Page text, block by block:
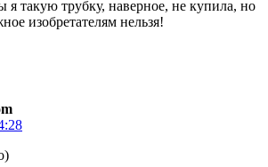
я такую трубку, наверное, не купила, но
изобретателям нельзя!